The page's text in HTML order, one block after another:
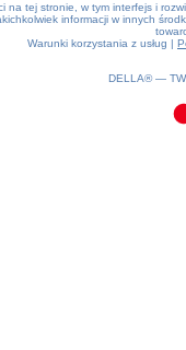
na tej stronie, w tym interfejs i
informacji w innych
Warunki korzystania z usług |
DELLA® —